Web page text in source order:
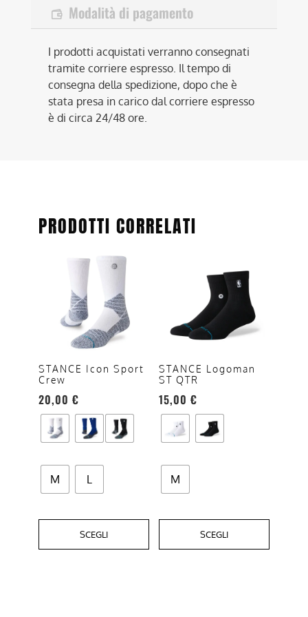
Modalità di pagamento
I prodotti acquistati verranno consegnati
tramite corriere espresso. Il tempo di
consegna della spedizione, dopo che è
stata presa in carico dal corriere espresso
è di circa 24/48 ore.
PRODOTTI CORRELATI
STANCE Icon Sport
Crew
20,00 €
M L
SCEGLI
varianti.
opzioni
possono
essere
scelte
nella
prodotto
STANCE Logoman
ST QTR
15,00 €
M
SCEGLI
varianti.
opzioni
possono
essere
scelte
nella
prodotto